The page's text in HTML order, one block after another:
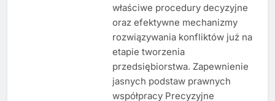
właściwe procedury decyzyjne
oraz efektywne mechanizmy
rozwiązywania konfliktów już na
etapie tworzenia
przedsiębiorstwa. Zapewnienie
jasnych podstaw prawnych
współpracy Precyzyjne